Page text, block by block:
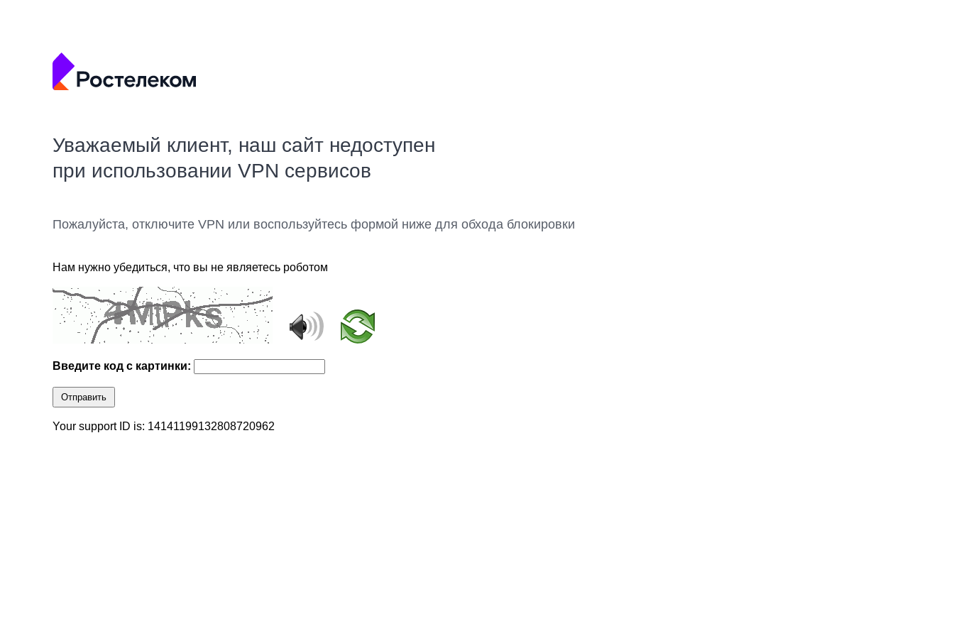
Уважаемый клиент, наш сайт недоступен
при использовании VPN сервисов
Пожалуйста, отключите VPN или воспользуйтесь формой ниже для обхода блокировки
Нам нужно убедиться, что вы не являетесь роботом
Введите код с картинки:
Отправить
Your support ID is: 14141199132808720962